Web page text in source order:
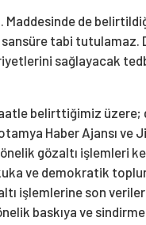
Maddesinde de
sansüre tabi tutulamaz.
sağlayacak
belirttiğimiz
Haber Ajansı ve
gözaltı işlemleri
ve demokratik
işlemlerine son
baskıya ve